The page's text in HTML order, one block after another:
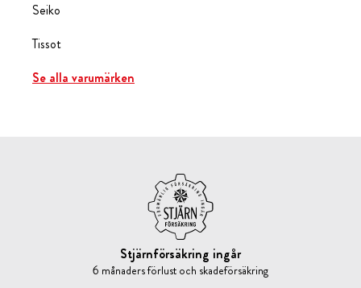
Seiko
Tissot
Se alla varumärken
Stjärnförsäkring ingår
6 månaders förlust och skadeförsäkring